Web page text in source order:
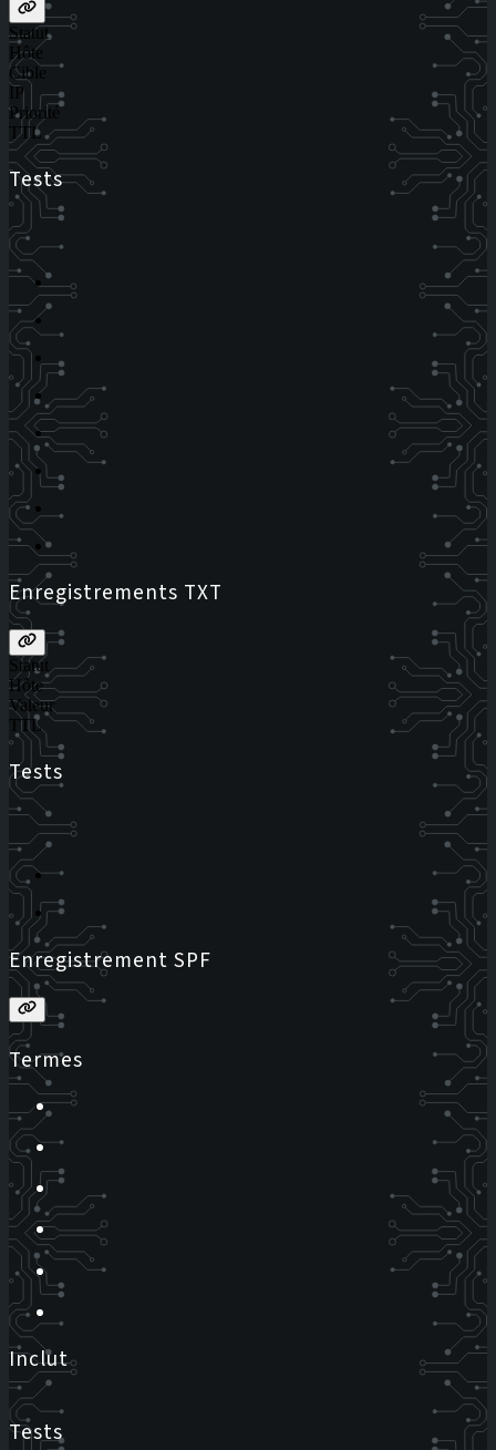
Statut
Hôte
Cible
IP
Priorité
TTL
Tests
Enregistrements TXT
Statut
Hôte
Valeur
TTL
Tests
Enregistrement SPF
Termes
Inclut
Tests